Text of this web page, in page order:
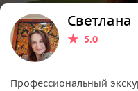
Светлана
5.0
Профессиональный